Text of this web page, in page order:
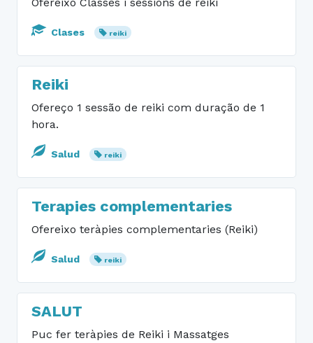
Clases reiki
Reiki
Ofereço 1 sessão de reiki com duração de 1
hora.
Salud reiki
Terapies complementaries
Ofereixo teràpies complementaries (Reiki)
Salud reiki
SALUT
Puc fer teràpies de Reiki i Massatges